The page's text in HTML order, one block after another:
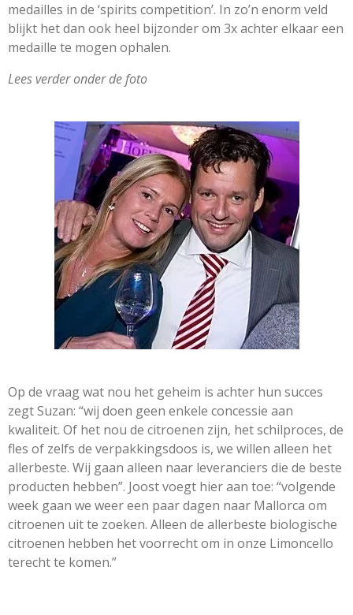
medailles in de ‘spirits competition’. In zo’n enorm veld
blijkt het dan ook heel bijzonder om 3x achter elkaar een
medaille te mogen ophalen.
Lees verder onder de foto
Op de vraag wat nou het geheim is achter hun succes
zegt Suzan: “wij doen geen enkele concessie aan
kwaliteit. Of het nou de citroenen zijn, het schilproces, de
fles of zelfs de verpakkingsdoos is, we willen alleen het
allerbeste. Wij gaan alleen naar leveranciers die de beste
producten hebben”. Joost voegt hier aan toe: “volgende
week gaan we weer een paar dagen naar Mallorca om
citroenen uit te zoeken. Alleen de allerbeste biologische
citroenen hebben het voorrecht om in onze Limoncello
terecht te komen.”